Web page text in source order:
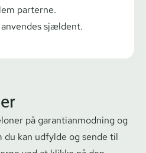
parterne.
sjældent.
på ga­ran­ti­an­mod­ning og
kan udfylde og sende til